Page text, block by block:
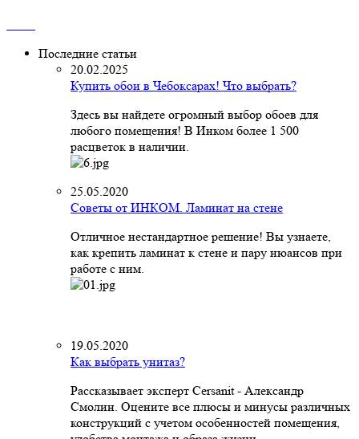
Последние статьи
20.02.2025
Купить обои в Чебоксарах! Что выбрать?
Здесь вы найдете огромный выбор обоев для
любого помещения! В Инком более 1 500
расцветок в наличии.
25.05.2020
Советы от ИНКОМ. Ламинат на стене
Отличное нестандартное решение! Вы узнаете,
как крепить ламинат к стене и пару нюансов при
работе с ним.
19.05.2020
Как выбрать унитаз?
Рассказывает эксперт Cersanit - Александр
Смолин. Оцените все плюсы и минусы различных
конструкций с учетом особенностей помещения,